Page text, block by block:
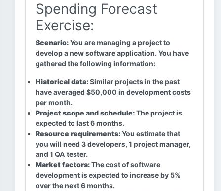
Spending Forecast
Exercise:
Scenario:You are managing a project to
develop a new software application. You have
gathered the following information:
Historical data:Similar projects in the past
have averaged $50,000 in development costs
per month.
Project scope and schedule:The project is
expected to last 6 months.
Resource requirements:You estimate that
you will need 3 developers, 1 project manager,
and 1 QA tester.
Market factors:The cost of software
development is expected to increase by 5%
over the next 6 months.